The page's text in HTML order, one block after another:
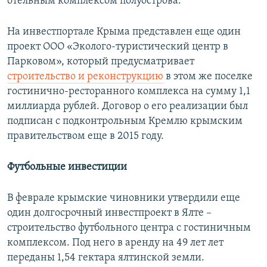
На инвестпортале Крыма представлен еще один
проект ООО «Эколого-туристический центр в
Парковом», который предусматривает
строительство и реконструкцию в этом же поселке
гостинично-ресторанного комплекса на сумму 1,1
миллиарда рублей. Договор о его реализации был
подписан с подконтрольным Кремлю крымским
правительством еще в 2015 году.
Футбольные инвестиции
В феврале крымские чиновники утвердили еще
один долгосрочный инвестпроект в Ялте –
строительство футбольного центра с гостиничным
комплексом. Под него в аренду на 49 лет лет
переданы 1,54 гектара ялтинской земли.